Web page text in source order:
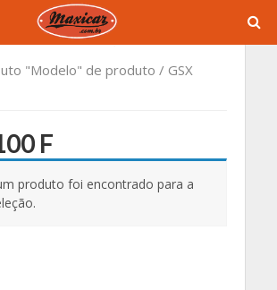
"Modelo" de produto / GSX
F
produto foi encontrado para a